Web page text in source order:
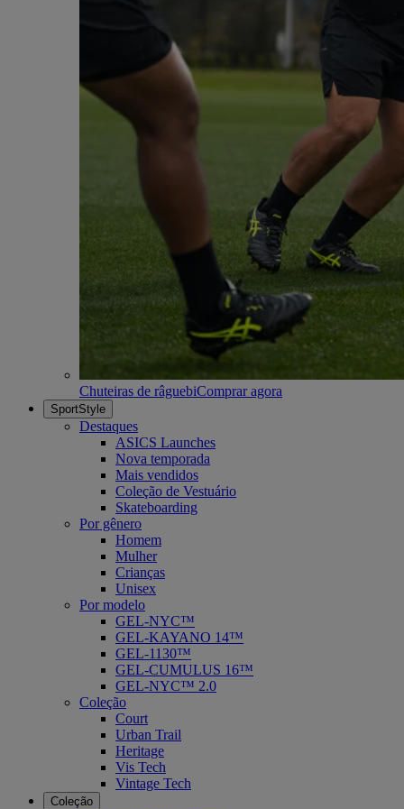
Chuteiras de râguebiComprar agora
SportStyle
Destaques
ASICS Launches
Nova temporada
Mais vendidos
Coleção de Vestuário
Skateboarding
Por gênero
Homem
Mulher
Crianças
Unisex
Por modelo
GEL-NYC™
GEL-KAYANO 14™
GEL-1130™
GEL-CUMULUS 16™
GEL-NYC™ 2.0
Coleção
Court
Urban Trail
Heritage
Vis Tech
Vintage Tech
Coleção